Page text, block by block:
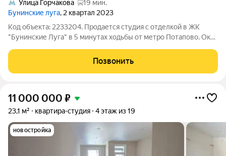
Улица Горчакова
19 мин.
Бунинские луга, 2 квартал 2023
Код объекта: 2233204. Продается студия с отделкой в ЖК
"Бунинские Луга" в 5 минутах ходьбы от метро Потапово. Окна
доступность, рядом с домом остановка общественного
транспорта. Рядом расположены
Позвонить
11 000 000 ₽
23,1 м² квартира-студия 4 этаж из 19
новостройка